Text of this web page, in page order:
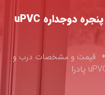
قیمت و مشخصات درب و پنجره دوجداره uPVC
قیمت و مشخصات درب و